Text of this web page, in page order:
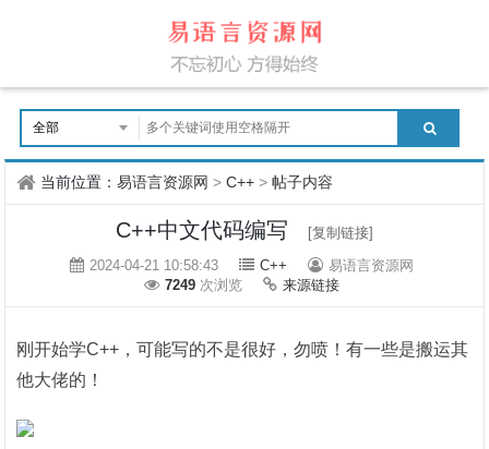
当前位置：易语言资源网 >C++ >帖子内容
C++中文代码编写
[复制链接]
2024-04-21 10:58:43
C++
易语言资源网
7249 次浏览 来源链接
刚开始学C++，可能写的不是很好，勿喷！有一些是搬运其
他大佬的！